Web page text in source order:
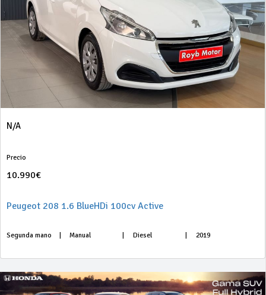
N/A
Precio
10.990€
Peugeot 208 1.6 BlueHDi 100cv Active
Segunda mano Manual Diesel 2019